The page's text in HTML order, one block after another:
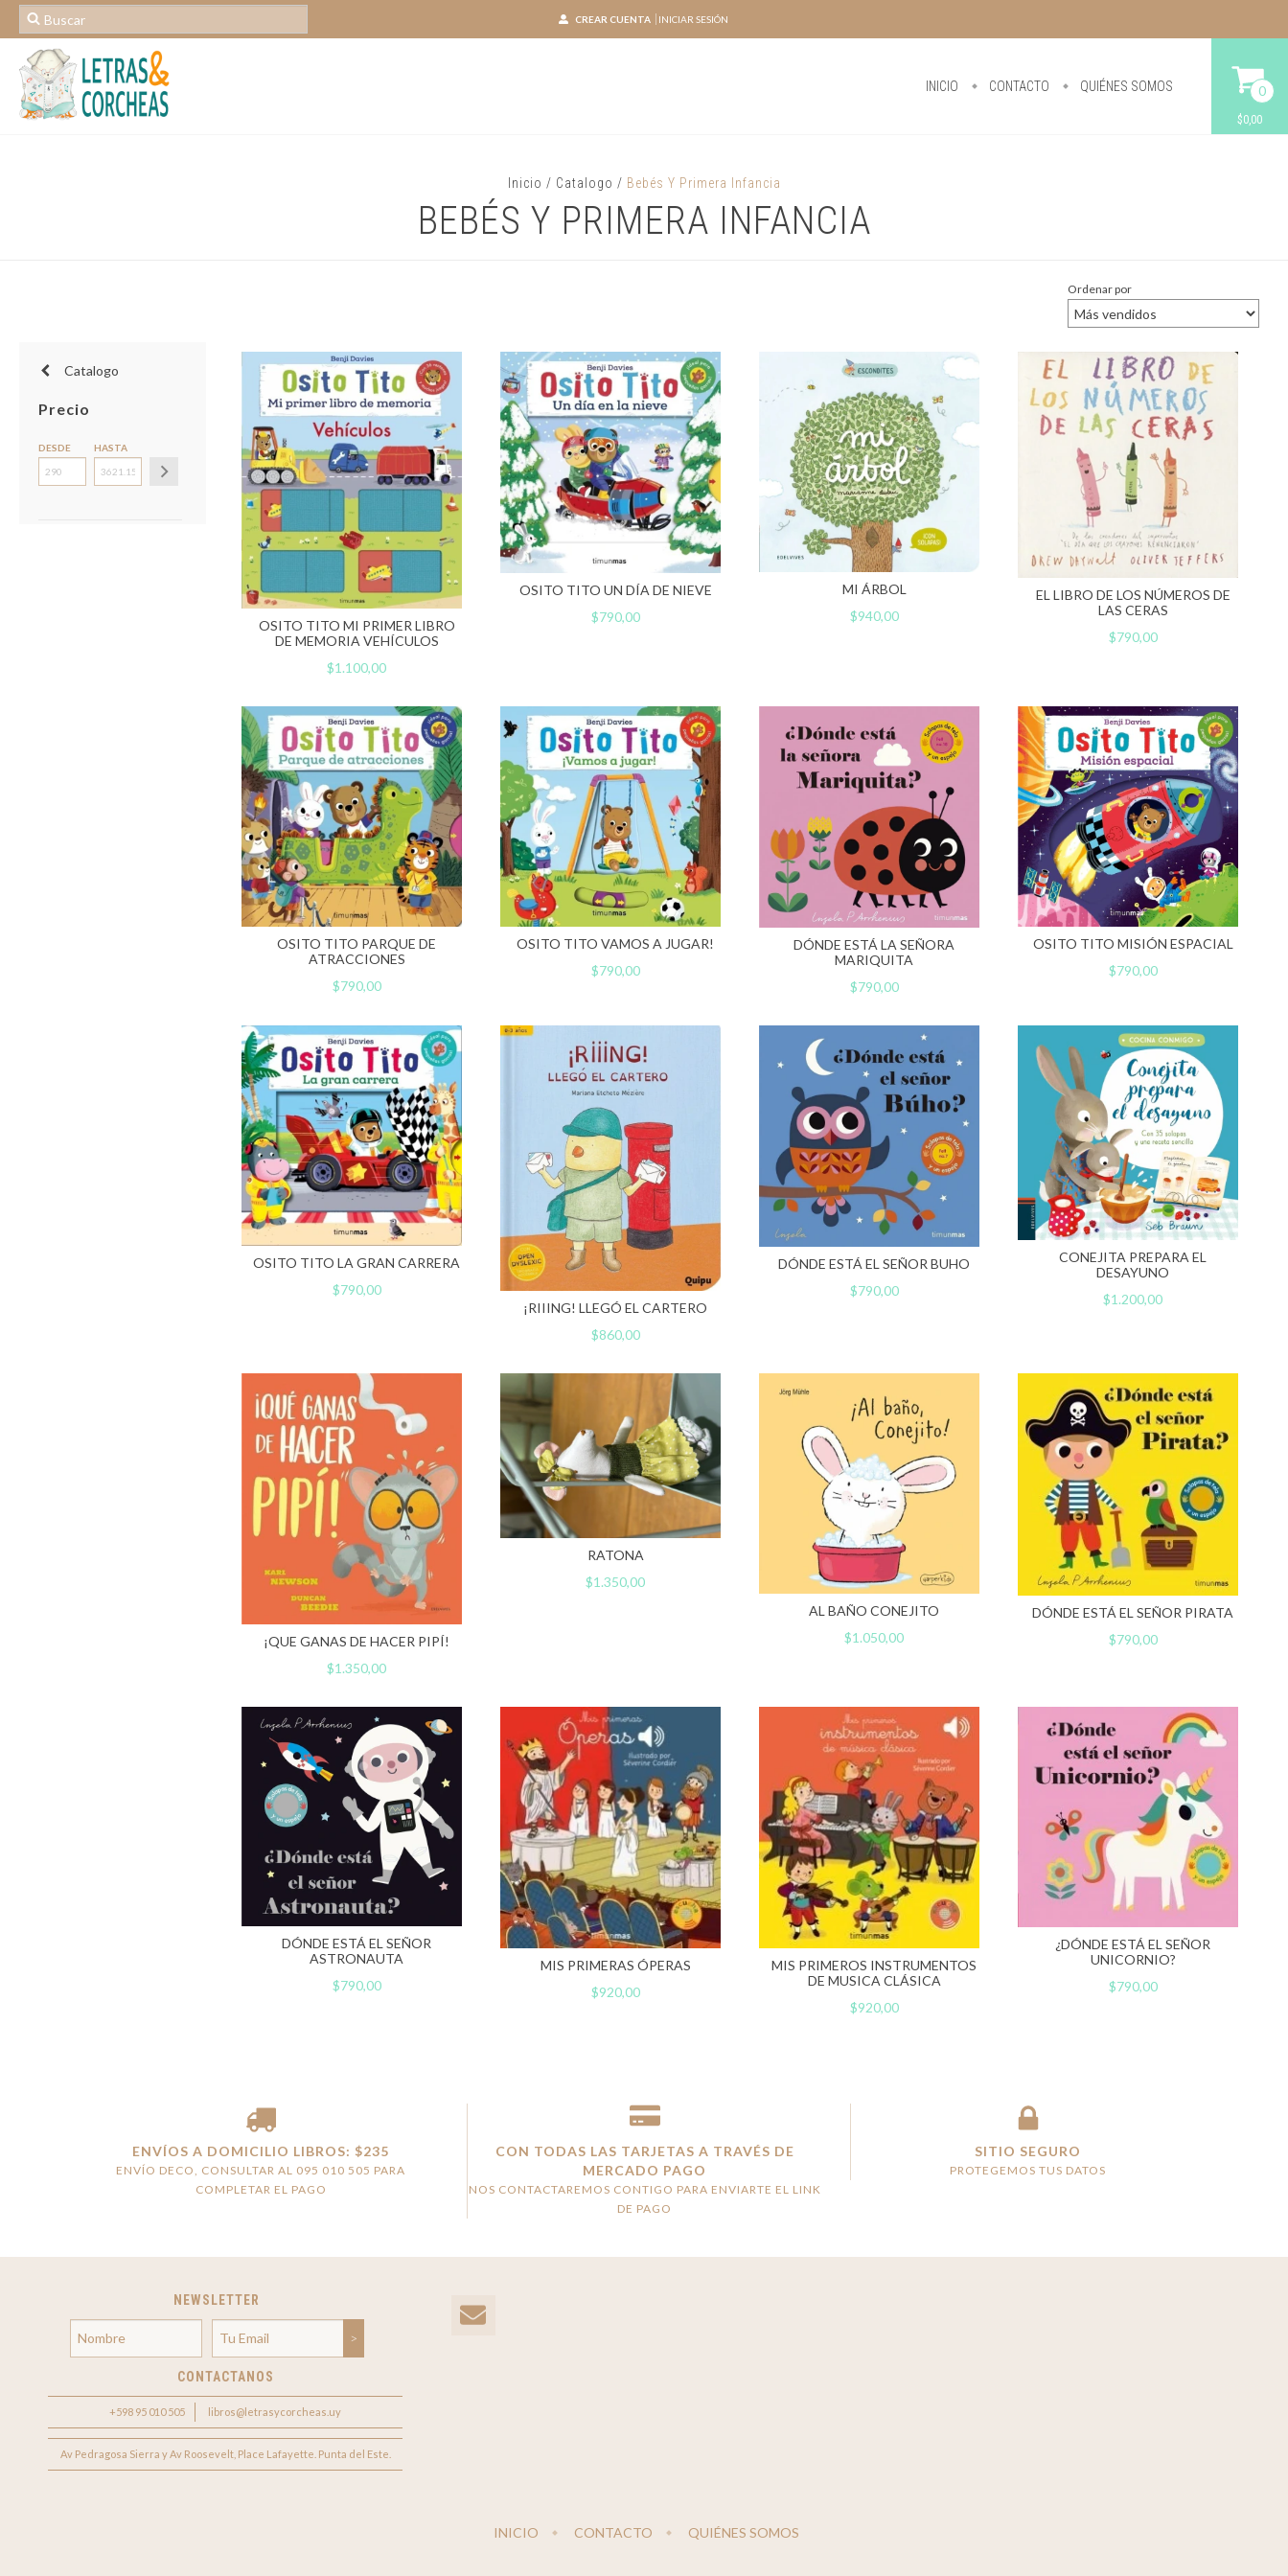
CREAR CUENTA INICIAR SESIÓN
INICIO CONTACTO QUIÉNES SOMOS 0
$0,00
Inicio / Catalogo / Bebés Y Primera Infancia
BEBÉS Y PRIMERA INFANCIA
Ordenar por
Catalogo
Precio
DESDE HASTA
OSITO TITO MI PRIMER LIBRO
DE MEMORIA VEHÍCULOS
$1.100,00
OSITO TITO UN DÍA DE NIEVE
$790,00
MI ÁRBOL
$940,00
EL LIBRO DE LOS NÚMEROS DE
LAS CERAS
$790,00
OSITO TITO PARQUE DE
ATRACCIONES
$790,00
OSITO TITO VAMOS A JUGAR!
$790,00
DÓNDE ESTÁ LA SEÑORA
MARIQUITA
$790,00
OSITO TITO MISIÓN ESPACIAL
$790,00
OSITO TITO LA GRAN CARRERA
$790,00
¡RIIING! LLEGÓ EL CARTERO
$860,00
DÓNDE ESTÁ EL SEÑOR BUHO
$790,00
CONEJITA PREPARA EL
DESAYUNO
$1.200,00
¡QUE GANAS DE HACER PIPÍ!
$1.350,00
RATONA
$1.350,00
AL BAÑO CONEJITO
$1.050,00
DÓNDE ESTÁ EL SEÑOR PIRATA
$790,00
DÓNDE ESTÁ EL SEÑOR
ASTRONAUTA
$790,00
MIS PRIMERAS ÓPERAS
$920,00
MIS PRIMEROS INSTRUMENTOS
DE MUSICA CLÁSICA
$920,00
¿DÓNDE ESTÁ EL SEÑOR
UNICORNIO?
$790,00
ENVÍOS A DOMICILIO LIBROS: $235
ENVÍO DECO, CONSULTAR AL 095 010 505 PARA
COMPLETAR EL PAGO
CON TODAS LAS TARJETAS A TRAVÉS DE
MERCADO PAGO
NOS CONTACTAREMOS CONTIGO PARA ENVIARTE EL LINK
DE PAGO
SITIO SEGURO
PROTEGEMOS TUS DATOS
NEWSLETTER
CONTACTANOS
+598 95 010 505 libros@letrasycorcheas.uy
Av Pedragosa Sierra y Av Roosevelt, Place Lafayette. Punta del Este.
INICIO CONTACTO QUIÉNES SOMOS